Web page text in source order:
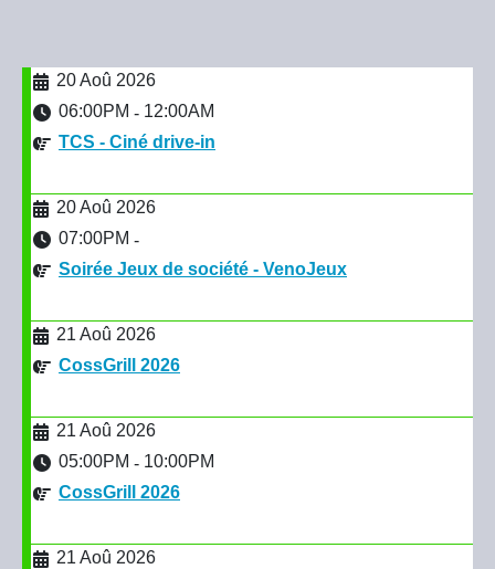
20 Aoû 2026
06:00PM - 12:00AM
TCS - Ciné drive-in
20 Aoû 2026
07:00PM -
Soirée Jeux de société - VenoJeux
21 Aoû 2026
CossGrill 2026
21 Aoû 2026
05:00PM - 10:00PM
CossGrill 2026
21 Aoû 2026